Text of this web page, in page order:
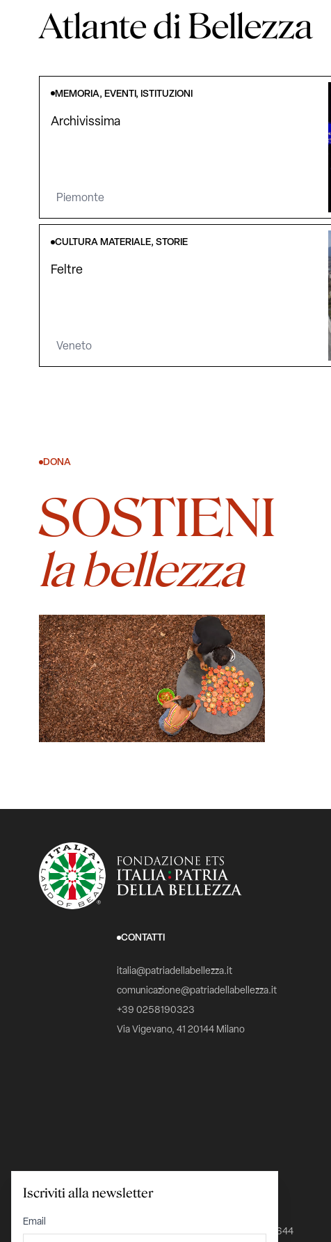
Atlante di Bellezza
MEMORIA, EVENTI, ISTITUZIONI
Archivissima
Piemonte
CULTURA MATERIALE, STORIE
Feltre
Veneto
DONA
SOSTIENI
la bellezza
CONTATTI
italia@patriadellabellezza.it
comunicazione@patriadellabellezza.it
+39 0258190323
Via Vigevano, 41 20144 Milano
IBAN IT24K0348801601000000026644
Iscriviti alla newsletter
Email